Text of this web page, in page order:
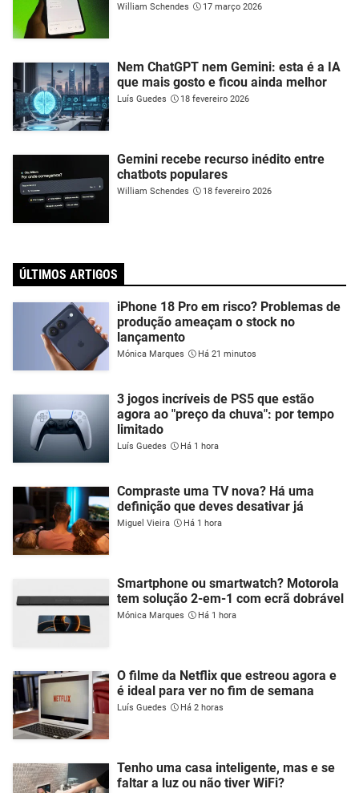
William Schendes 17 março 2026
Nem ChatGPT nem Gemini: esta é a IA
que mais gosto e ficou ainda melhor
Luís Guedes 18 fevereiro 2026
Gemini recebe recurso inédito entre
chatbots populares
William Schendes 18 fevereiro 2026
ÚLTIMOS ARTIGOS
iPhone 18 Pro em risco? Problemas de
produção ameaçam o stock no
lançamento
Mónica Marques Há 21 minutos
3 jogos incríveis de PS5 que estão
agora ao "preço da chuva": por tempo
limitado
Luís Guedes Há 1 hora
Compraste uma TV nova? Há uma
definição que deves desativar já
Miguel Vieira Há 1 hora
Smartphone ou smartwatch? Motorola
tem solução 2-em-1 com ecrã dobrável
Mónica Marques Há 1 hora
O filme da Netflix que estreou agora e
é ideal para ver no fim de semana
Luís Guedes Há 2 horas
Tenho uma casa inteligente, mas e se
faltar a luz ou não tiver WiFi?